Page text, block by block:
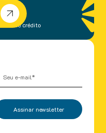
de crédito
Assinar newsletter